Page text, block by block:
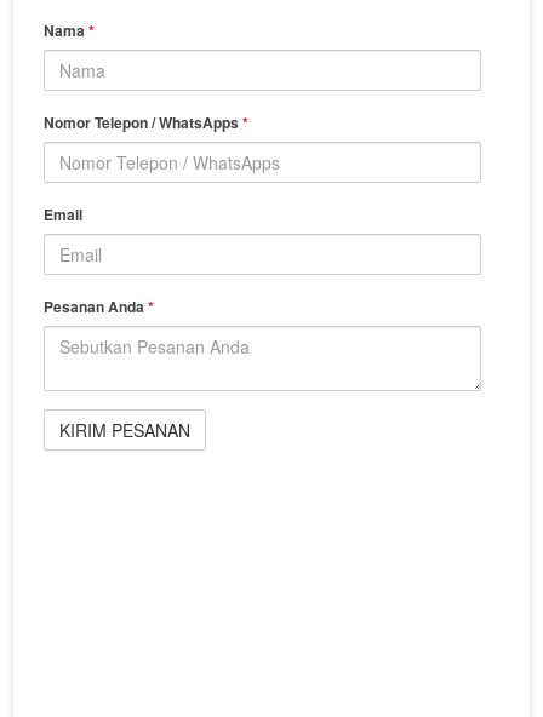
Nama*
Nomor Telepon / WhatsApps*
Email
Pesanan Anda*